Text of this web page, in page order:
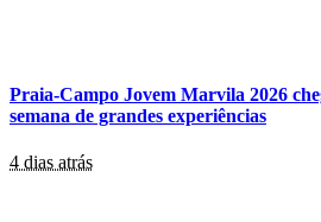
Praia-Campo Jovem Marvila 2026
semana de grandes experiências
4 dias atrás